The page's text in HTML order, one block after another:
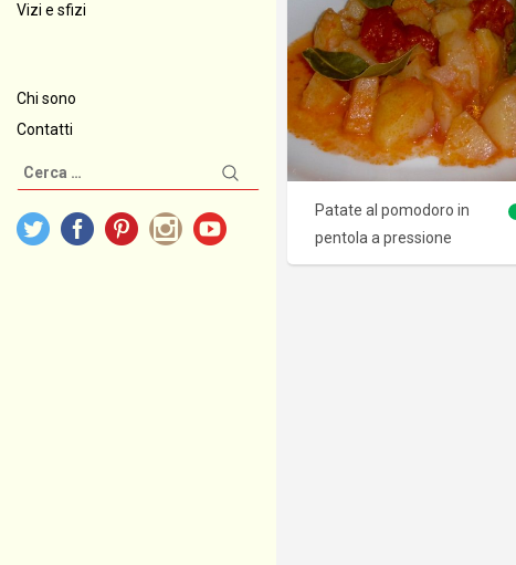
Vizi e sfizi
Chi sono
Contatti
Ricerca
per:
Patate al pomodoro in
pentola a pressione